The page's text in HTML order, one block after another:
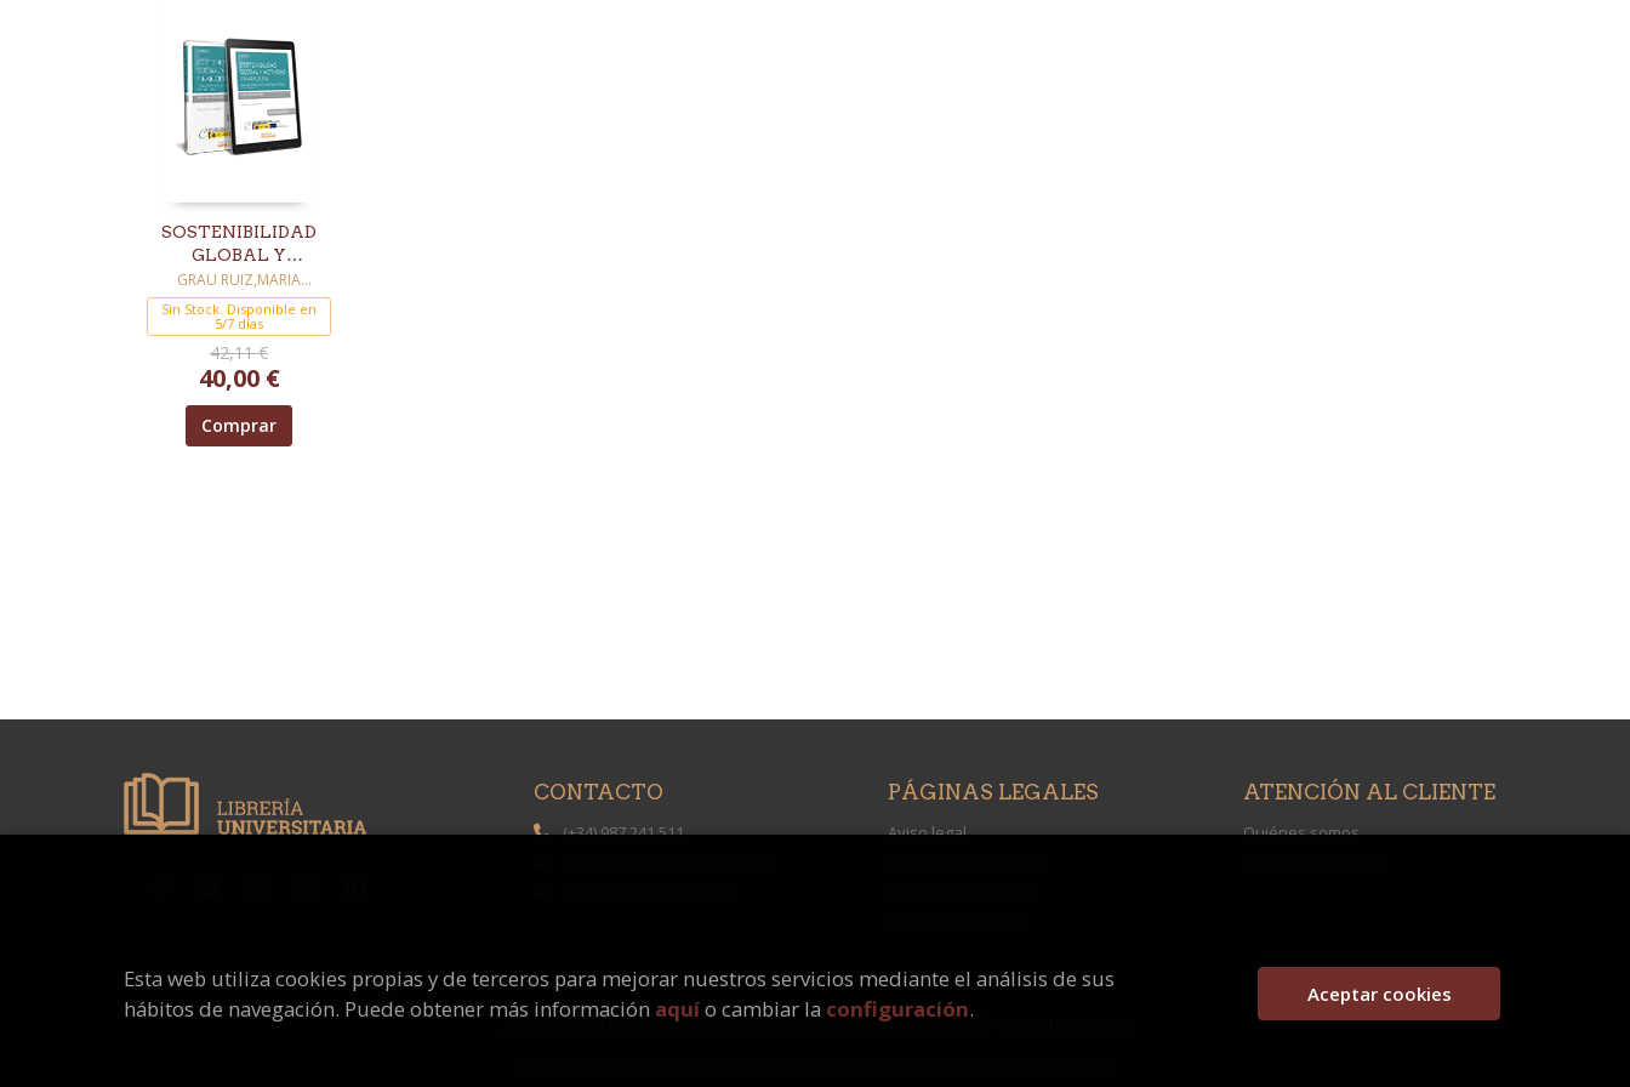
SOSTENIBILIDAD
GLOBAL Y
ACTIVIDAD
FINANCIERA
GRAU RUIZ,MARIA
AMPARO
Sin Stock. Disponible en
5/7 días
42,11 €
40,00 €
Comprar
CONTACTO
(+34) 987 241 511
PÁGINAS LEGALES
Aviso legal
ATENCIÓN AL CLIENTE
Quiénes somos
Librería Universitaria . Todos los Derechos Reservados |
Esta web utiliza cookies propias y de terceros para mejorar nuestros servicios mediante el análisis de sus
hábitos de navegación. Puede obtener más información aquío cambiar la configuración.
Aceptar cookies